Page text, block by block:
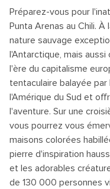
Préparez-vous pour
Punta Arenas au Chili.
nature sauvage
l'Antarctique, mais
l'ère du capitalisme
tentaculaire balayée
l'Amérique du Sud et
l'aventure. Sur une
vous pourrez vous
maisons colorées
pierre d'inspiration
et les adorables
de 130 000 personnes